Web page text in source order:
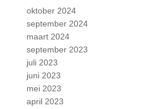
oktober 2024
september 2024
maart 2024
september 2023
juli 2023
juni 2023
mei 2023
april 2023